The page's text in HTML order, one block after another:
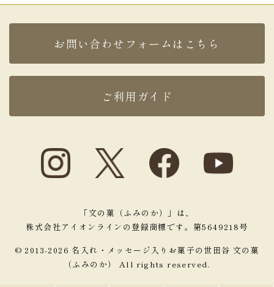
お問い合わせフォームはこちら
ご利用ガイド
「文の菓（ふみのか）」は、
株式会社アイオンラインの登録商標です。第5649218号
© 2013-2026 名入れ・メッセージ入りお菓子の世田谷 文の菓
（ふみのか） All rights reserved.